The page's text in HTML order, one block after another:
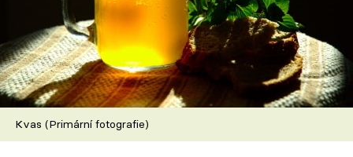
Články
TV Program
Škola vaření
Kvas (Primární fotografie)